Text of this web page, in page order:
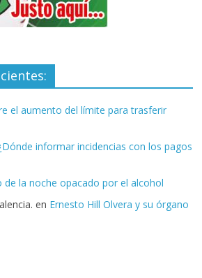
el aumento del límite para trasferir
informar incidencias con los pagos
de la noche opacado por el alcohol
en Ernesto Hill Olvera y su órgano